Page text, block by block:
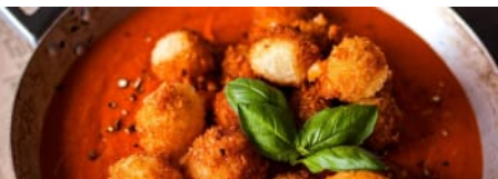
Články
TV Program
Škola vaření